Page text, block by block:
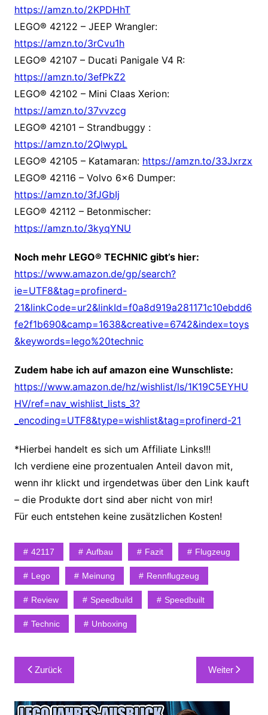
https://amzn.to/2KPDHhT
LEGO® 42122 – JEEP Wrangler:
https://amzn.to/3rCvu1h
LEGO® 42107 – Ducati Panigale V4 R:
https://amzn.to/3efPkZ2
LEGO® 42102 – Mini Claas Xerion:
https://amzn.to/37vvzcg
LEGO® 42101 – Strandbuggy :
https://amzn.to/2QlwypL
LEGO® 42105 – Katamaran: https://amzn.to/33Jxrzx
LEGO® 42116 – Volvo 6×6 Dumper:
https://amzn.to/3fJGbIj
LEGO® 42112 – Betonmischer:
https://amzn.to/3kyqYNU
Noch mehr LEGO® TECHNIC gibt’s hier:
https://www.amazon.de/gp/search?
ie=UTF8&tag=profinerd-
21&linkCode=ur2&linkId=f0a8d919a281171c10ebdd6
fe2f1b690&camp=1638&creative=6742&index=toys
&keywords=lego%20technic
Zudem habe ich auf amazon eine Wunschliste:
https://www.amazon.de/hz/wishlist/ls/1K19C5EYHU
HV/ref=nav_wishlist_lists_3?
_encoding=UTF8&type=wishlist&tag=profinerd-21
*Hierbei handelt es sich um Affiliate Links!!!
Ich verdiene eine prozentualen Anteil davon mit,
wenn ihr klickt und irgendetwas über den Link kauft
– die Produkte dort sind aber nicht von mir!
Für euch entstehen keine zusätzlichen Kosten!
42117 Aufbau Fazit Flugzeug
Lego Meinung Rennflugzeug
Review Speedbuild Speedbuilt
Technic Unboxing
Beitragsnavigation
Zurück Weiter